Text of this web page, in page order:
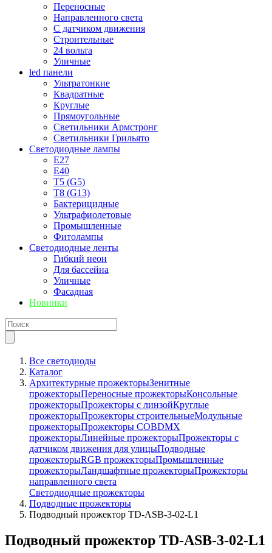
Переносные
Направленного света
С датчиком движения
Строительные
24 вольта
Уличные
led панели
Ультратонкие
Квадратные
Круглые
Прямоугольные
Светильники Армстронг
Светильники Грильято
Светодиодные лампы
E27
Е40
T5 (G5)
T8 (G13)
Бактерицидные
Ультрафиолетовые
Промышленные
Фитолампы
Светодиодные ленты
Гибкий неон
Для бассейна
Уличные
Фасадная
Новинки
Все светодиоды
Каталог
Архитектурные прожекторыЗенитные
прожекторыПереносные прожекторыКонсольные
прожекторыПрожекторы с линзойКруглые
прожекторыПрожекторы строительныеМодульные
прожекторыПрожекторы COBDMX
прожекторыЛинейные прожекторыПрожекторы с
датчиком движения для улицыПодводные
прожекторыRGB прожекторыПромышленные
прожекторыЛандшафтные прожекторыПрожекторы
направленного света
Светодиодные прожекторы
Подводные прожекторы
Подводный прожектор TD-ASB-3-02-L1
Подводный прожектор TD-ASB-3-02-L1